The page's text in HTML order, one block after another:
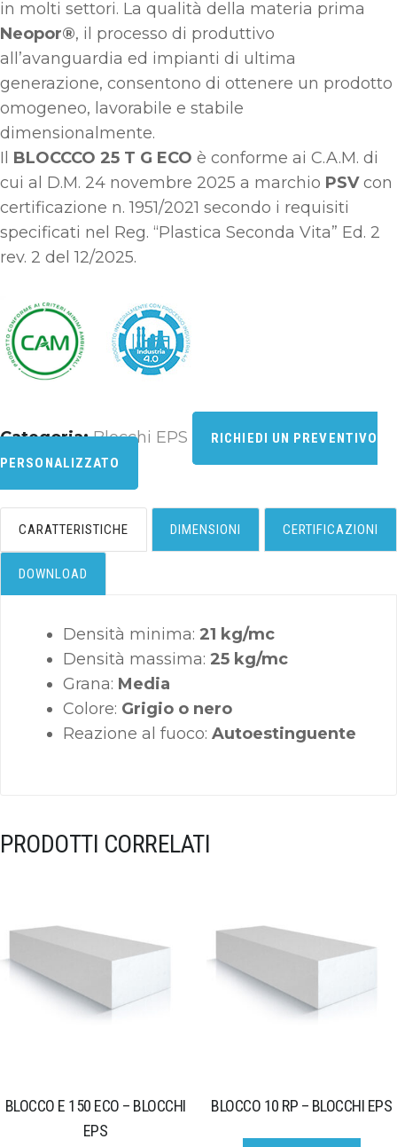
in molti settori. La qualità della materia prima
Neopor®, il processo di produttivo
all’avanguardia ed impianti di ultima
generazione, consentono di ottenere un prodotto
omogeneo, lavorabile e stabile
dimensionalmente.
Il BLOCCCO 25 T G ECO è conforme ai C.A.M. di
cui al D.M. 24 novembre 2025 a marchio PSVcon
certificazione n. 1951/2021 secondo i requisiti
specificati nel Reg. “Plastica Seconda Vita” Ed. 2
rev. 2 del 12/2025.
Categoria:Blocchi EPS
RICHIEDI UN PREVENTIVO
PERSONALIZZATO
CARATTERISTICHE DIMENSIONI CERTIFICAZIONI
DOWNLOAD
Densità minima: 21 kg/mc
Densità massima: 25 kg/mc
Grana: Media
Colore: Grigio o nero
Reazione al fuoco: Autoestinguente
PRODOTTI CORRELATI
BLOCCO E 150 ECO – BLOCCHI
EPS
BLOCCO 10 RP – BLOCCHI EPS